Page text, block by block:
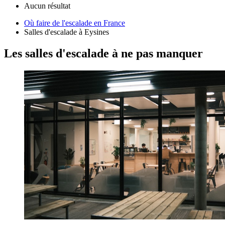
Aucun résultat
Où faire de l'escalade en France
Salles d'escalade à Eysines
Les salles d'escalade à ne pas manquer